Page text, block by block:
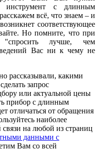
инструмент с длинным
всё, что знаем – и
соответствующее
Но помните, что при
"спросить лучше, чем
Вас ни к чему не
какими
запрос
или актуальной цены
прибор с длинным
отличаться от обращения
наиболее
на любой из страниц
данными с
Вам со всей